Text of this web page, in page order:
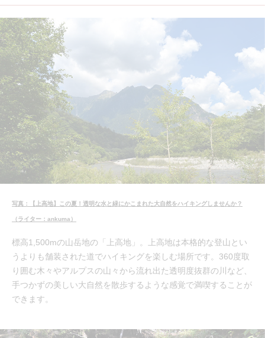
写真：【上高地】この夏！透明な水と緑にかこまれた大自然をハイキングしませんか？
（ライター：ankuma）
標高1,500mの山岳地の「上高地」。上高地は本格的な登山とい
うよりも舗装された道でハイキングを楽しむ場所です。360度取
り囲む木々やアルプスの山々から流れ出た透明度抜群の川など、
手つかずの美しい大自然を散歩するような感覚で満喫することが
できます。